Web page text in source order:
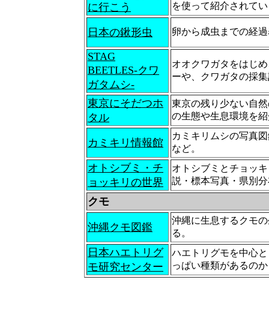
に行こう
を使って紹介されて
日本の鍬形虫 卵から成虫までの経
STAG
BEETLES-クワ
ガタムシ-
オオクワガタをはじ
ーや、クワガタの採
東京にそだつホ
タル
東京の残り少ない自
の生態や生息環境を
カミキリ情報館
カミキリムシの写真
など。
オトシブミ・チ
ョッキリの世界
オトシブミとチョッ
説・標本写真・県別
クモ
沖縄クモ図鑑
沖縄に生息するクモ
る。
日本ハエトリグ
モ研究センター
ハエトリグモを中心
っぱい種類があるの